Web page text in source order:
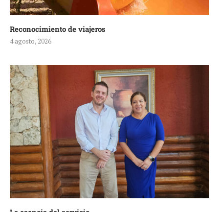
Reconocimiento de viajeros
4 agosto, 2026